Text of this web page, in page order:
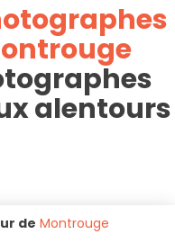
alentours
de Montrouge